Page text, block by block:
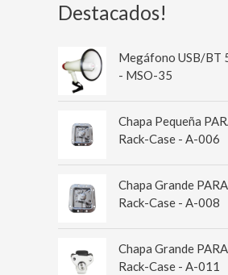
Destacados!
Megáfono USB/BT
- MSO-35
Chapa Pequeña
Rack-Case - A-006
Chapa Grande PARA
Rack-Case - A-008
Chapa Grande PARA
Rack-Case - A-011